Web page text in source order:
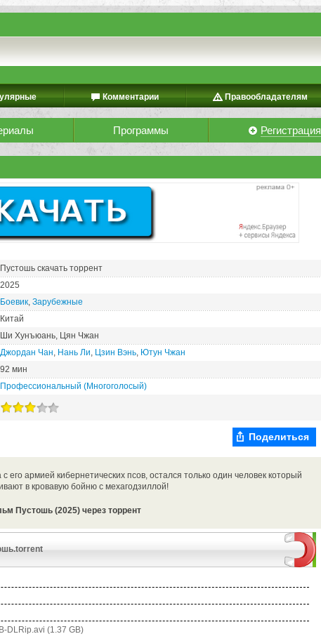
Комментарии Правообладателям
Программы Регистрация
Пустошь скачать торрент
2025
Боевик, Зарубежные
Китай
Ши Хунъюань, Цян Чжан
Джордан Чан, Нань Ли, Цзин Вэнь, Ютун Чжан
92 мин
Профессиональный (Многоголосый)
Поделиться
его армией кибернетических псов, остался только один человек который
в кровавую бойню с мехагодзиллой!
Пустошь (2025) через торрент
DLRip.avi (1.37 GB)